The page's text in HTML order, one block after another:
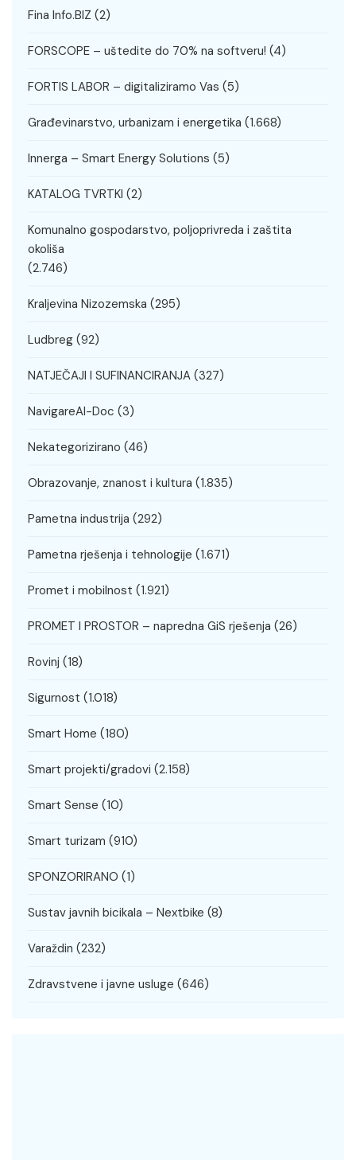
Fina Info.BIZ (2)
FORSCOPE – uštedite do 70% na softveru! (4)
FORTIS LABOR – digitaliziramo Vas (5)
Građevinarstvo, urbanizam i energetika (1.668)
Innerga – Smart Energy Solutions (5)
KATALOG TVRTKI (2)
Komunalno gospodarstvo, poljoprivreda i zaštita
okoliša
(2.746)
Kraljevina Nizozemska (295)
Ludbreg (92)
NATJEČAJI I SUFINANCIRANJA (327)
NavigareAI-Doc (3)
Nekategorizirano (46)
Obrazovanje, znanost i kultura (1.835)
Pametna industrija (292)
Pametna rješenja i tehnologije (1.671)
Promet i mobilnost (1.921)
PROMET I PROSTOR – napredna GiS rješenja (26)
Rovinj (18)
Sigurnost (1.018)
Smart Home (180)
Smart projekti/gradovi (2.158)
Smart Sense (10)
Smart turizam (910)
SPONZORIRANO (1)
Sustav javnih bicikala – Nextbike (8)
Varaždin (232)
Zdravstvene i javne usluge (646)